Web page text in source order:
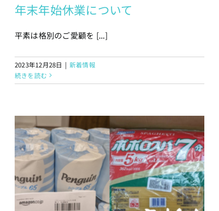
年末年始休業について
平素は格別のご愛顧を [...]
2023年12月28日 | 新着情報
続きを読む